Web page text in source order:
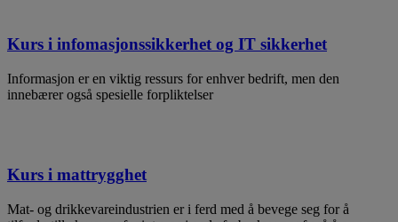
Kurs i infomasjonssikkerhet og IT sikkerhet
Informasjon er en viktig ressurs for enhver bedrift, men den
innebærer også spesielle forpliktelser
Kurs i mattrygghet
Mat- og drikkevareindustrien er i ferd med å bevege seg for å